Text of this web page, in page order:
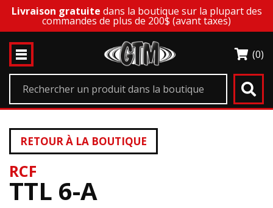
Livraison gratuite dans la boutique sur la plupart des
commandes de plus de 200$ (avant taxes)
(0)
RCF
TTL 6-A
RETOUR À LA BOUTIQUE